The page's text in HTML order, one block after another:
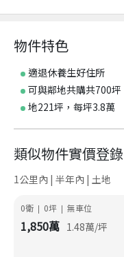
物件特色
適退休養生好住所
可與鄰地共購共700坪
地221坪，每坪3.8萬
類似物件實價登錄
1公里內 | 半年內 | 土地
0衛 | 0坪 | 無車位
1,850萬 1.48萬/坪